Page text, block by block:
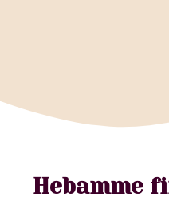
Hebamme